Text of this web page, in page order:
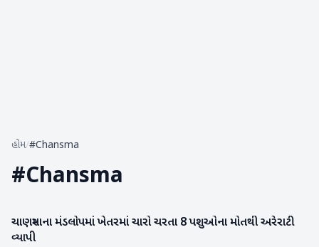
હોમ/#Chansma
#Chansma
પાટણ
ચાણસ્માના મંડલોપમાં ખેતરમાં ચારો ચરતા 8 પશુઓના મોતથી અરેરાટી
વ્યાપી